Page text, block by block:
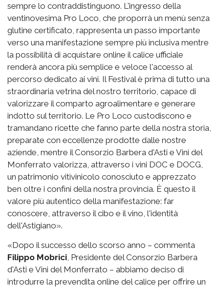
sempre lo contraddistinguono. L'ingresso della
ventinovesima Pro Loco, che proporrà un menù senza
glutine certificato, rappresenta un passo importante
verso una manifestazione sempre più inclusiva mentre
la possibilità di acquistare online il calice ufficiale
renderà ancora più semplice e veloce l'accesso al
percorso dedicato ai vini. Il Festival è prima di tutto una
straordinaria vetrina del nostro territorio, capace di
valorizzare il comparto agroalimentare e generare
indotto sul territorio. Le Pro Loco custodiscono e
tramandano ricette che fanno parte della nostra storia,
preparate con eccellenze prodotte dalle nostre
aziende, mentre il Consorzio Barbera d'Asti e Vini del
Monferrato valorizza, attraverso i vini DOC e DOCG,
un patrimonio vitivinicolo conosciuto e apprezzato
ben oltre i confini della nostra provincia. È questo il
valore più autentico della manifestazione: far
conoscere, attraverso il cibo e il vino, l'identità
dell'Astigiano».
«Dopo il successo dello scorso anno – commenta
Filippo Mobrici , Presidente del Consorzio Barbera
d'Asti e Vini del Monferrato – abbiamo deciso di
introdurre la prevendita online del calice per offrire un